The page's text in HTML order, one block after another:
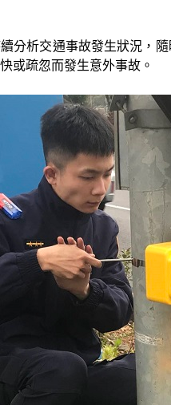
分析交通事故發生狀況，
或疏忽而發生意外事故。